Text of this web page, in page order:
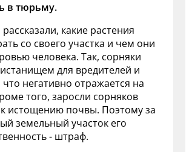
в тюрьму.
какие растения
со своего участка и чем они
человека. Так, сорняки
для вредителей и
негативно отражается на
того, заросли сорняков
истощению почвы. Поэтому за
земельный участок его
- штраф.